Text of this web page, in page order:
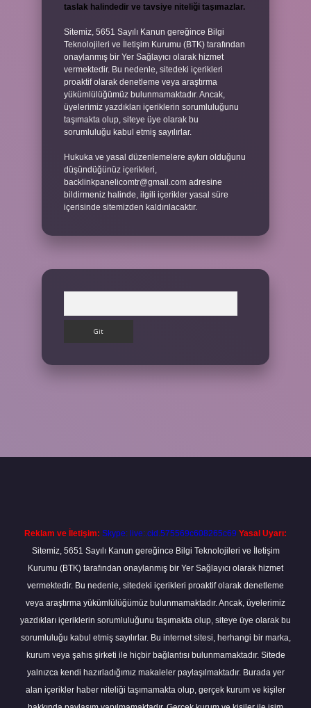
taslak halindedir ve tavsiye niteliği taşımazlar.
Sitemiz, 5651 Sayılı Kanun gereğince Bilgi
Teknolojileri ve İletişim Kurumu (BTK) tarafından
onaylanmış bir Yer Sağlayıcı olarak hizmet
vermektedir. Bu nedenle, sitedeki içerikleri
proaktif olarak denetleme veya araştırma
yükümlülüğümüz bulunmamaktadır. Ancak,
üyelerimiz yazdıkları içeriklerin sorumluluğunu
taşımakta olup, siteye üye olarak bu
sorumluluğu kabul etmiş sayılırlar.
Hukuka ve yasal düzenlemelere aykırı olduğunu
düşündüğünüz içerikleri,
backlinkpanelicomtr@gmail.com adresine
bildirmeniz halinde, ilgili içerikler yasal süre
içerisinde sitemizden kaldırılacaktır.
Reklam ve İletişim: Skype: live:.cid.575569c608265c69 Yasal Uyarı:
Sitemiz, 5651 Sayılı Kanun gereğince Bilgi Teknolojileri ve İletişim
Kurumu (BTK) tarafından onaylanmış bir Yer Sağlayıcı olarak hizmet
vermektedir. Bu nedenle, sitedeki içerikleri proaktif olarak denetleme
veya araştırma yükümlülüğümüz bulunmamaktadır. Ancak, üyelerimiz
yazdıkları içeriklerin sorumluluğunu taşımakta olup, siteye üye olarak bu
sorumluluğu kabul etmiş sayılırlar. Bu internet sitesi, herhangi bir marka,
kurum veya şahıs şirketi ile hiçbir bağlantısı bulunmamaktadır. Sitede
yalnızca kendi hazırladığımız makaleler paylaşılmaktadır. Burada yer
alan içerikler haber niteliği taşımamakta olup, gerçek kurum ve kişiler